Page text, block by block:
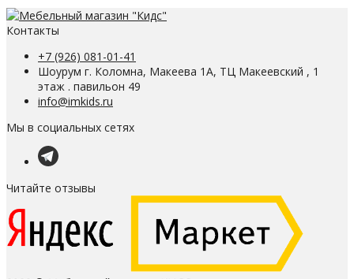
Контакты
+7 (926) 081-01-41
Шоурум г. Коломна, Макеева 1А, ТЦ Макеевский , 1
этаж . павильон 49
info@imkids.ru
Мы в социальных сетях
Читайте отзывы